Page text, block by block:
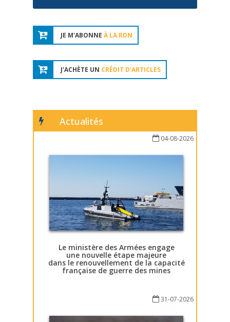
JE M'ABONNE À LA RDN
J'ACHÈTE UN CRÉDIT D'ARTICLES
Actualités
04-08-2026
Le ministère des Armées engage
une nouvelle étape majeure
dans le renouvellement de la capacité
française de guerre des mines
31-07-2026